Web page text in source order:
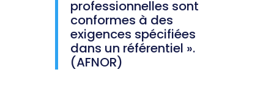
professionnelles sont
conformes à des
exigences spécifiées
dans un référentiel ».
(AFNOR)